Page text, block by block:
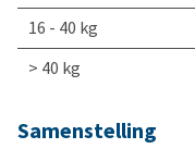
16 - 40 kg
> 40 kg
Samenstelling